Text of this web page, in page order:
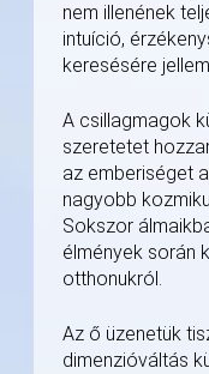
nem illenének
intuíció,
keresésére
A csillagmagok
szeretetet
az emberiséget
nagyobb
Sokszor
élmények során
otthonukról.
Az ő üzenetük
dimenzióváltás